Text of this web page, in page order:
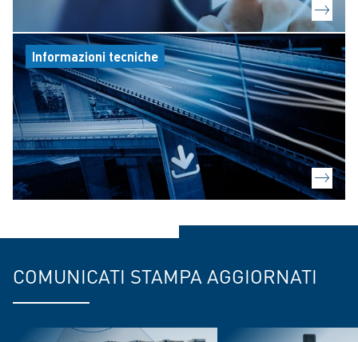
Informazioni tecniche
COMUNICATI STAMPA AGGIORNATI